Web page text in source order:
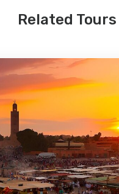
Related Tours